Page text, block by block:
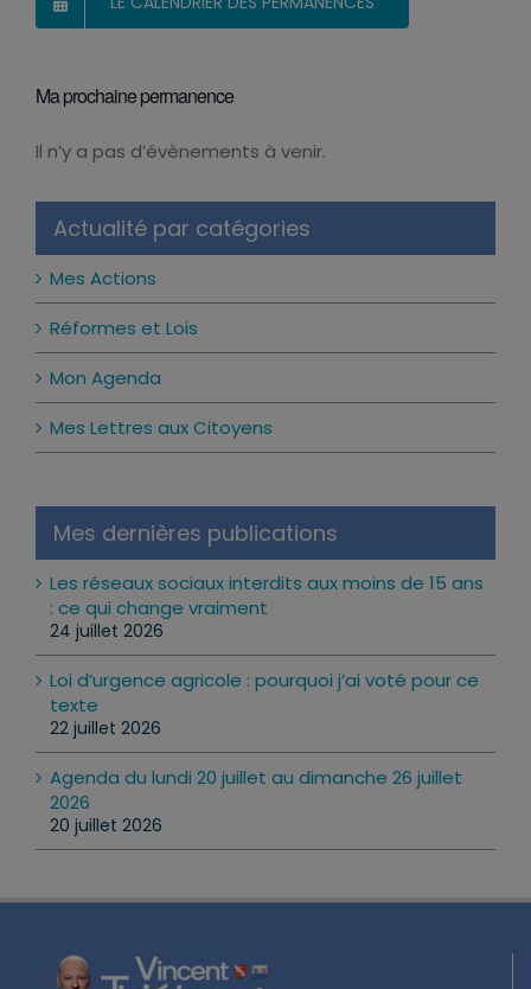
Ma prochaine permanence
Notice
Il n’y a pas d’évènements à venir.
Actualité par catégories
Mes Actions
Réformes et Lois
Mon Agenda
Mes Lettres aux Citoyens
Mes dernières publications
Les réseaux sociaux interdits aux moins de 15 ans
: ce qui change vraiment
24 juillet 2026
Loi d’urgence agricole : pourquoi j’ai voté pour ce
texte
22 juillet 2026
Agenda du lundi 20 juillet au dimanche 26 juillet
2026
20 juillet 2026